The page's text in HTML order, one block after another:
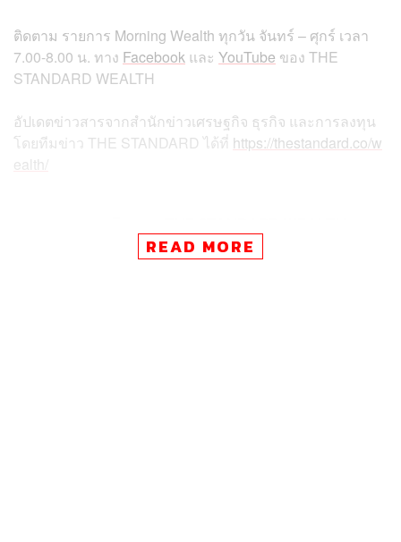
ติดตาม รายการ Morning Wealth ทุกวัน จันทร์ – ศุกร์ เวลา
7.00-8.00 น. ทาง Facebook และ YouTube ของ THE
STANDARD WEALTH
อัปเดตข่าวสารจากสำนักข่าวเศรษฐกิจ ธุรกิจ และการลงทุน
โดยทีมข่าว THE STANDARD ได้ที่ https://thestandard.co/w
ealth/
ผ่านแอปพลิเคชันต่างๆ ที่คุณสะดวกหรือใช้งานอยู่แล้วได้เลย
READ MORE